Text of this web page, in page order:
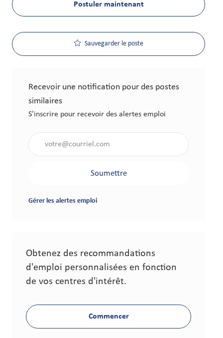
Postuler maintenant
Sauvegarder le poste
Recevoir une notification pour des postes
similaires
S'inscrire pour recevoir des alertes emploi
Soumettre
Gérer les alertes emploi
Obtenez des recommandations
d'emploi personnalisées en fonction
de vos centres d'intérêt.
Commencer